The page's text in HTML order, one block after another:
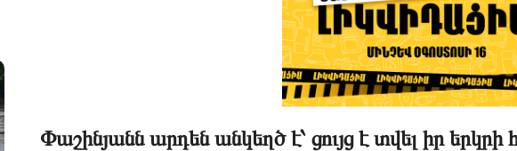
Փաշինյանն արդեն անկեղծ է՝ ցույց է տվել իր